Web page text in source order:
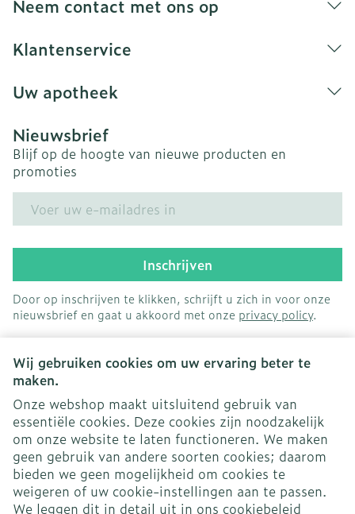
Wij gebruiken cookies om uw ervaring beter te
maken.
Onze webshop maakt uitsluitend gebruik van
essentiële cookies. Deze cookies zijn noodzakelijk
om onze website te laten functioneren. We maken
geen gebruik van andere soorten cookies; daarom
bieden we geen mogelijkheid om cookies te
weigeren of uw cookie-instellingen aan te passen.
We leggen dit in detail uit in ons cookiebeleid
Neem contact met ons op
Klantenservice
Uw apotheek
Nieuwsbrief
Blijf op de hoogte van nieuwe producten en
promoties
Inschrijven
Door op inschrijven te klikken, schrijft u zich in voor onze
nieuwsbrief en gaat u akkoord met onze privacy policy.
Juridische links